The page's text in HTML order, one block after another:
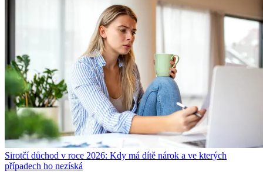
Sirotčí důchod v roce 2026: Kdy má dítě nárok a ve kterých
případech ho nezíská